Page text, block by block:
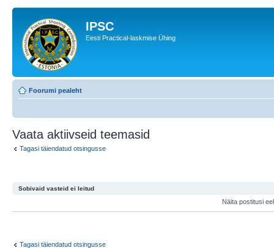
IPSC
Eesti Practical-laskmise Ühing
Foorumi pealeht
Vaata aktiivseid teemasid
Tagasi täiendatud otsingusse
Sobivaid vasteid ei leitud
Näita postitusi
Tagasi täiendatud otsingusse